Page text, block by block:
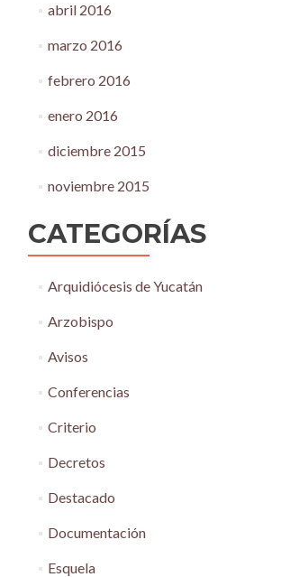
abril 2016
marzo 2016
febrero 2016
enero 2016
diciembre 2015
noviembre 2015
CATEGORÍAS
Arquidiócesis de Yucatán
Arzobispo
Avisos
Conferencias
Criterio
Decretos
Destacado
Documentación
Esquela